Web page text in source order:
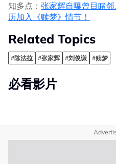
知多点： 张家辉自曝曾目睹
历加入《赎梦》情节！
Related Topics
#陈法拉 #张家辉 #刘俊谦 #赎梦
必看影片